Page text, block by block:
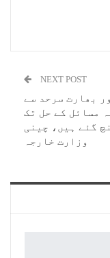
NEXT POST
بھارت سرحد سے
مسائل کے حل تک
گئے ہیں، چینی
وزارت خارجہ